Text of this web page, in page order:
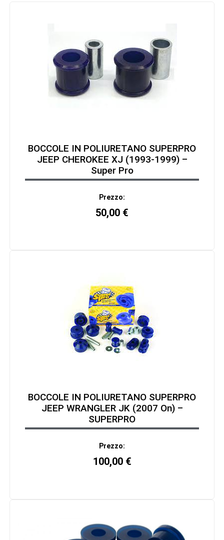
BOCCOLE IN POLIURETANO SUPERPRO
JEEP CHEROKEE XJ (1993-1999) –
Super Pro
Prezzo:
50,00 €
BOCCOLE IN POLIURETANO SUPERPRO
JEEP WRANGLER JK (2007 On) –
SUPERPRO
Prezzo:
100,00 €